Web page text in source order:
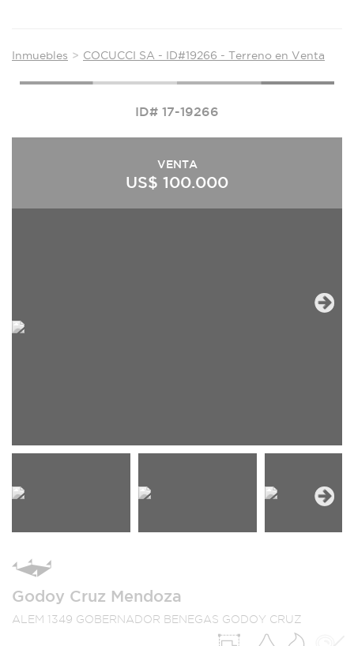
Inmuebles COCUCCI SA - ID#19266 - Terreno en Venta
ID# 17-19266
VENTA
US$ 100.000
Godoy Cruz Mendoza
ALEM 1349 GOBERNADOR BENEGAS GODOY CRUZ